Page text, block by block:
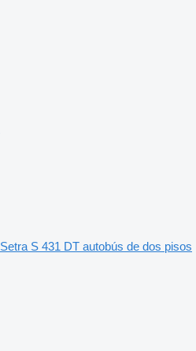
Setra S 431 DT autobús de dos pisos